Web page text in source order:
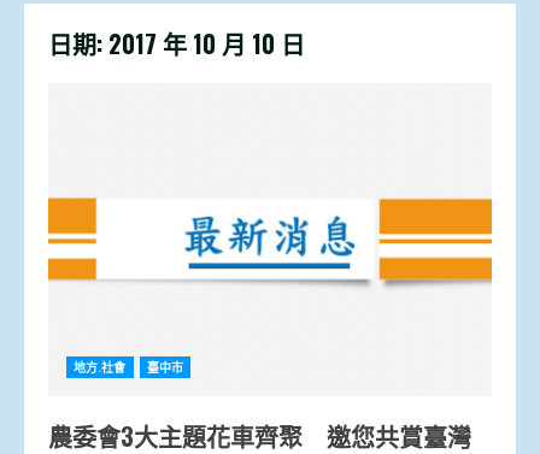
日期: 2017 年 10 月 10 日
地方.社會 臺中市
農委會3大主題花車齊聚 邀您共賞臺灣